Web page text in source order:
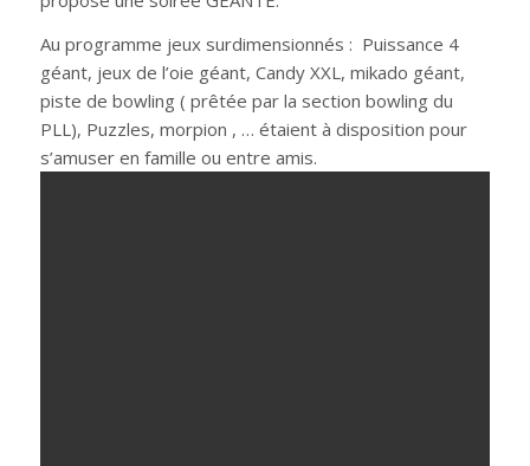
Au programme jeux surdimensionnés : Puissance 4
géant, jeux de l’oie géant, Candy XXL, mikado géant,
piste de bowling ( prêtée par la section bowling du
PLL), Puzzles, morpion , … étaient à disposition pour
s’amuser en famille ou entre amis.